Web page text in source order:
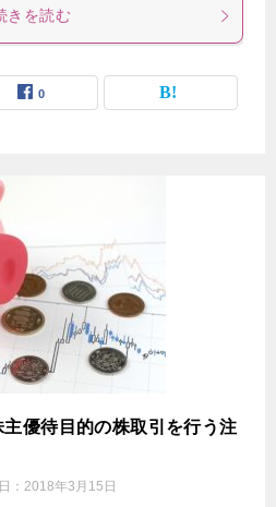
きを読む
0
優待目的の株取引を行う注
： 2018年3月15日